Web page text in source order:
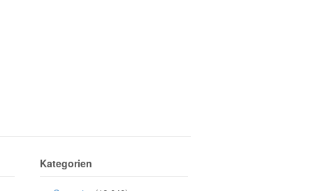
Kategorien